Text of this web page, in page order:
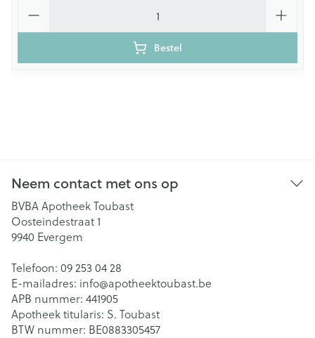
Bestel
Neem contact met ons op
BVBA Apotheek Toubast
Oosteindestraat 1
9940 Evergem
Telefoon: 09 253 04 28
E-mailadres: info@apotheektoubast.be
APB nummer: 441905
Apotheek titularis: S. Toubast
BTW nummer: BE0883305457